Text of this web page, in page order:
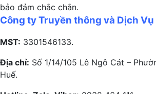
bảo đảm chắc chắn.
Công ty Truyền thông và Dịch Vụ
MST: 3301546133.
Địa chỉ: Số 1/14/105 Lê Ngô Cát –
Huế.